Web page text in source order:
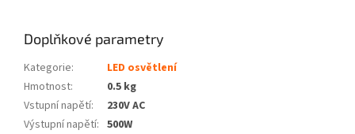
Doplňkové parametry
Kategorie:
LED osvětlení
Hmotnost:
0.5 kg
Vstupní napětí:
230V AC
Výstupní napětí: 500W